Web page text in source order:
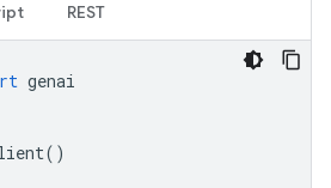
REST
genai
()